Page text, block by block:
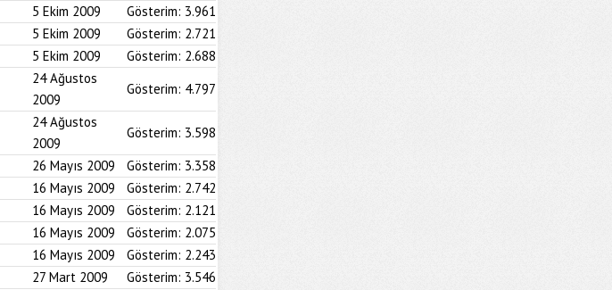
5 Ekim 2009 Gösterim: 3.961
5 Ekim 2009 Gösterim: 2.721
5 Ekim 2009 Gösterim: 2.688
24 Ağustos
2009
Gösterim: 4.797
24 Ağustos
2009
Gösterim: 3.598
26 Mayıs 2009 Gösterim: 3.358
16 Mayıs 2009 Gösterim: 2.742
16 Mayıs 2009 Gösterim: 2.121
16 Mayıs 2009 Gösterim: 2.075
16 Mayıs 2009 Gösterim: 2.243
27 Mart 2009 Gösterim: 3.546